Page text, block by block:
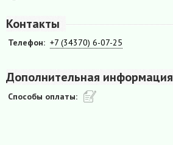
Контакты
Телефон: +7 (34370) 6-07-25
Дополнительная информация
Способы оплаты: